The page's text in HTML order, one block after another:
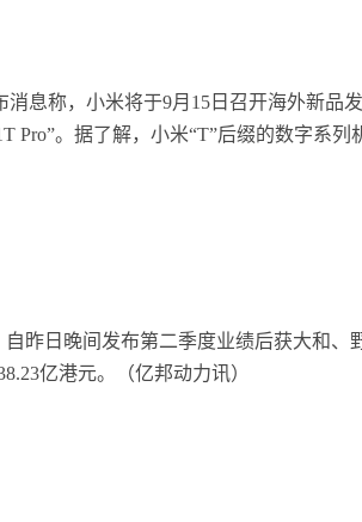
息称，小米将于9月15日召开海外新品
Pro”。据了解，小米“T”后缀的数字系
昨日晚间发布第二季度业绩后获大和、
亿港元。（亿邦动力讯）